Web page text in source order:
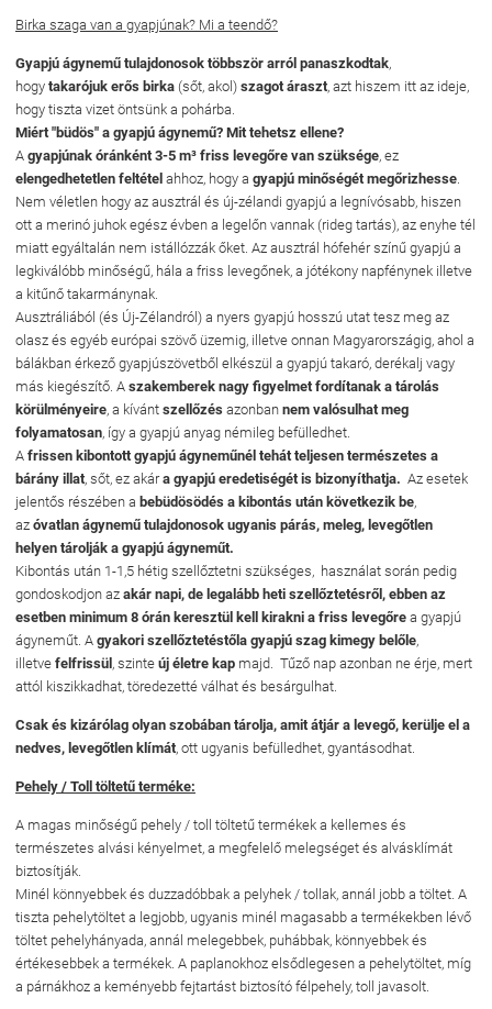
Birka szaga van a gyapjúnak? Mi a teendő?
Gyapjú ágynemű tulajdonosok többször arról panaszkodtak,
hogy takarójuk erős birka (sőt, akol) szagot áraszt, azt hiszem itt az ideje,
hogy tiszta vizet öntsünk a pohárba.
Miért "büdös" a gyapjú ágynemű? Mit tehetsz ellene?
A gyapjúnak óránként 3-5 m³ friss levegőre van szüksége, ez
elengedhetetlen feltétel ahhoz, hogy a gyapjú minőségét megőrizhesse.
Nem véletlen hogy az ausztrál és új-zélandi gyapjú a legnívósabb, hiszen
ott a merinó juhok egész évben a legelőn vannak (rideg tartás), az enyhe tél
miatt egyáltalán nem istállózzák őket. Az ausztrál hófehér színű gyapjú a
legkiválóbb minőségű, hála a friss levegőnek, a jótékony napfénynek illetve
a kitűnő takarmánynak.
Ausztráliából (és Új-Zélandról) a nyers gyapjú hosszú utat tesz meg az
olasz és egyéb európai szövő üzemig, illetve onnan Magyarországig, ahol a
bálákban érkező gyapjúszövetből elkészül a gyapjú takaró, derékalj vagy
más kiegészítő. A szakemberek nagy figyelmet fordítanak a tárolás
körülményeire, a kívánt szellőzés azonban nem valósulhat meg
folyamatosan, így a gyapjú anyag némileg befülledhet.
A frissen kibontott gyapjú ágyneműnél tehát teljesen természetes a
bárány illat, sőt, ez akára gyapjú eredetiségét is bizonyíthatja. Az esetek
jelentős részében a bebüdösödés a kibontás után következik be,
az óvatlan ágynemű tulajdonosok ugyanis párás, meleg, levegőtlen
helyen tárolják a gyapjú ágyneműt.
Kibontás után 1-1,5 hétig szellőztetni szükséges, használat során pedig
gondoskodjon az akár napi, de legalább heti szellőztetésről, ebben az
esetben minimum 8 órán keresztül kell kirakni a friss levegőre a gyapjú
ágyneműt. A gyakori szellőztetéstől a gyapjú szag kimegy belőle,
illetve felfrissül , szinte új életre kap majd. Tűző nap azonban ne érje, mert
attól kiszikkadhat, töredezetté válhat és besárgulhat.
Csak és kizárólag olyan szobában tárolja, amit átjár a levegő, kerülje el a
nedves, levegőtlen klímát, ott ugyanis befülledhet, gyantásodhat.
Pehely / Toll töltetű terméke:
A magas minőségű pehely / toll töltetű termékek a kellemes és
természetes alvási kényelmet, a megfelelő melegséget és alvásklímát
biztosítják.
Minél könnyebbek és duzzadóbbak a pelyhek / tollak, annál jobb a töltet. A
tiszta pehelytöltet a legjobb, ugyanis minél magasabb a termékekben lévő
töltet pehelyhányada, annál melegebbek, puhábbak, könnyebbek és
értékesebbek a termékek. A paplanokhoz elsődlegesen a pehelytöltet, míg
a párnákhoz a keményebb fejtartást biztosító félpehely, toll javasolt.